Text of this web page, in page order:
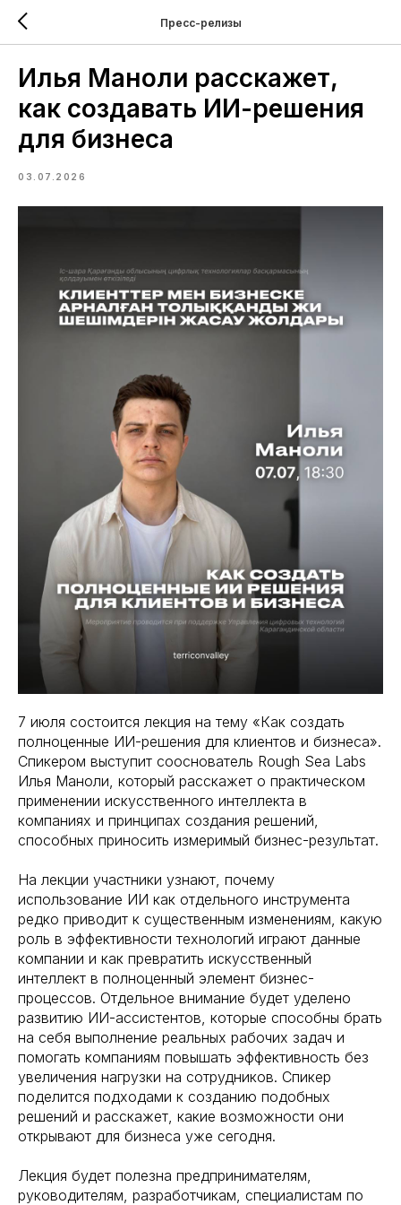
Пресс-релизы
Илья Маноли расскажет,
как создавать ИИ-решения
для бизнеса
03.07.2026
7 июля состоится лекция на тему «Как создать
полноценные ИИ-решения для клиентов и бизнеса».
Спикером выступит сооснователь Rough Sea Labs
Илья Маноли, который расскажет о практическом
применении искусственного интеллекта в
компаниях и принципах создания решений,
способных приносить измеримый бизнес-результат.
На лекции участники узнают, почему
использование ИИ как отдельного инструмента
редко приводит к существенным изменениям, какую
роль в эффективности технологий играют данные
компании и как превратить искусственный
интеллект в полноценный элемент бизнес-
процессов. Отдельное внимание будет уделено
развитию ИИ-ассистентов, которые способны брать
на себя выполнение реальных рабочих задач и
помогать компаниям повышать эффективность без
увеличения нагрузки на сотрудников. Спикер
поделится подходами к созданию подобных
решений и расскажет, какие возможности они
открывают для бизнеса уже сегодня.
Лекция будет полезна предпринимателям,
руководителям, разработчикам, специалистам по